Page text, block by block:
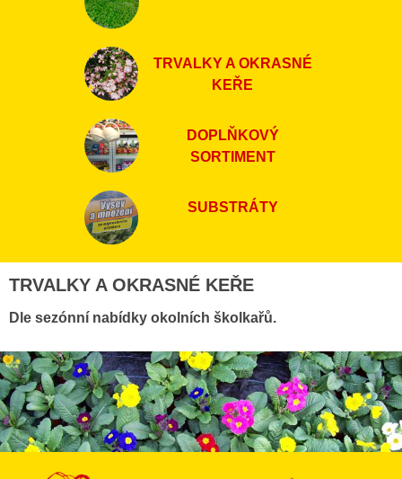
TRVALKY A OKRASNÉ
KEŘE
DOPLŇKOVÝ
SORTIMENT
SUBSTRÁTY
TRVALKY A OKRASNÉ KEŘE
Dle sezónní nabídky okolních školkařů.